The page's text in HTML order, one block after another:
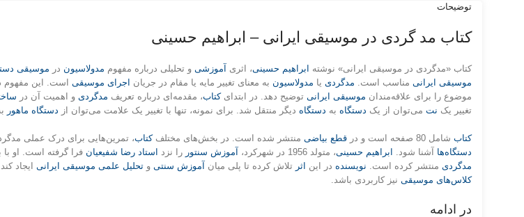
توضیحات
کتاب مد گردی در موسیقی ایرانی – ابراهیم حسینی
کتاب «مدگردی در موسیقی ایرانی» نوشته ابراهیم حسینی، اثری آموزشی و تحلیلی درباره مفهوم مدولاسیون در موسیقی
موسیقی ایرانی مناسب است. مدگردی یا مدولاسیون به معنای تغییر مایه یا مقام در جریان اجرای موسیقی است. این مفهوم
موضوع را برای علاقه‌مندان موسیقی ایرانی توضیح دهد. در ابتدایکتاب، مقدمه‌ای درباره تعریف مدگردی و اهمیت آن در
تغییر یک نت می‌توان از یک دستگاه به دستگاه دیگر منتقل شد. برای نمونه، تنها با تغییر یک علامت می‌توان از دستگاه ماهور
کتاب شامل 80 صفحه است و در قطع بیاضی منتشر شده‌ است. در بخش‌های مختلفکتاب، تمرین‌هایی برای درک عملی
دستگاه‌ها آشنا شود. ابراهیم حسینی، متولد 1956 در شهرکرد، آموزش سنتور را نزد استاد رضا شفیعیان فرا گرفته‌ است. او با بیش از 34
مدگردی منتشر کرده است. نویسنده در این اثر تلاش کرده تا پلی میان آموزش سنتی و تحلیل علمی موسیقی ایرانی ایجاد
کلاس‌های موسیقی نیز کاربردی باشد.
در ادامه